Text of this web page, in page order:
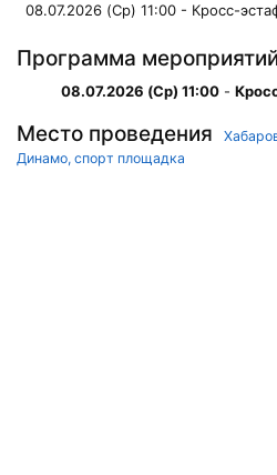
08.07.2026 (Ср) 11:00 - Кросс-
Программа мероприятий
08.07.2026 (Ср) 11:00 -
Место проведения
Динамо, спорт площадка